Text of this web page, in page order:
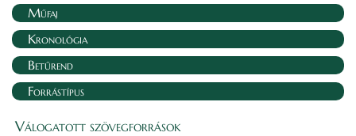
Műfaj
Kronológia
Betűrend
Forrástípus
Válogatott szövegforrások